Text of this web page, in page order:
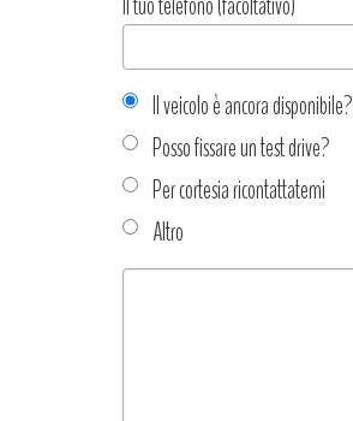
Il veicolo è ancora disponibile?
Posso fissare un test drive?
Per cortesia ricontattatemi
Altro
Tipo